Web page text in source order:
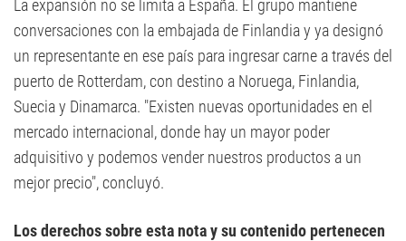
La expansión no se limita a España. El grupo mantiene
conversaciones con la embajada de Finlandia y ya designó
un representante en ese país para ingresar carne a través del
puerto de Rotterdam, con destino a Noruega, Finlandia,
Suecia y Dinamarca. "Existen nuevas oportunidades en el
mercado internacional, donde hay un mayor poder
adquisitivo y podemos vender nuestros productos a un
mejor precio", concluyó.
Los derechos sobre esta nota y su contenido pertenecen